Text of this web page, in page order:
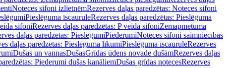
Noteces sifoni izlietnēmRezerves daļas paredzētas: Noteces sifoni
Pieslēguma īscauruleRezerves daļas paredzētas: Pieslēguma
sifoniRezerves daļas paredzētas: P veida sifoniZemapmetuma
daļas paredzētas: PieslēgumiPiederumiNoteces sifoni saimniecības
daļas paredzētas: Pieslēguma līkumiPieslēguma īscauruleRezerves
Dušas un vannasDušasGrīdas ūdens novade dušāmRezerves daļas
Piederumi dušas kanāliemDušas grīdas notecesRezerves